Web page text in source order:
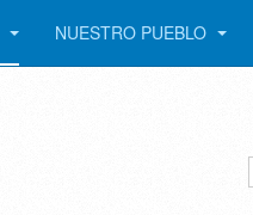
NUESTRO PUEBLO